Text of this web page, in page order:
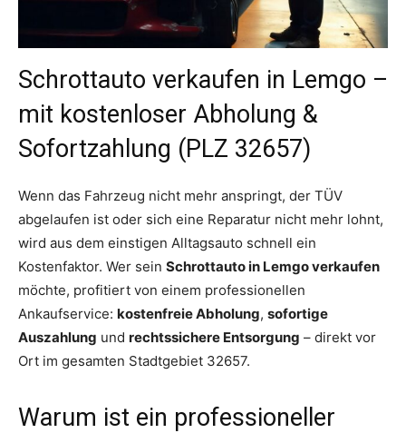
Schrottauto verkaufen in Lemgo –
mit kostenloser Abholung &
Sofortzahlung (PLZ 32657)
Wenn das Fahrzeug nicht mehr anspringt, der TÜV
abgelaufen ist oder sich eine Reparatur nicht mehr lohnt,
wird aus dem einstigen Alltagsauto schnell ein
Kostenfaktor. Wer sein Schrottauto in Lemgo verkaufen
möchte, profitiert von einem professionellen
Ankaufservice: kostenfreie Abholung, sofortige
Auszahlung und rechtssichere Entsorgung – direkt vor
Ort im gesamten Stadtgebiet 32657.
Warum ist ein professioneller